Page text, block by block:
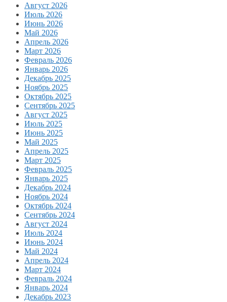
Август 2026
Июль 2026
Июнь 2026
Май 2026
Апрель 2026
Март 2026
Февраль 2026
Январь 2026
Декабрь 2025
Ноябрь 2025
Октябрь 2025
Сентябрь 2025
Август 2025
Июль 2025
Июнь 2025
Май 2025
Апрель 2025
Март 2025
Февраль 2025
Январь 2025
Декабрь 2024
Ноябрь 2024
Октябрь 2024
Сентябрь 2024
Август 2024
Июль 2024
Июнь 2024
Май 2024
Апрель 2024
Март 2024
Февраль 2024
Январь 2024
Декабрь 2023